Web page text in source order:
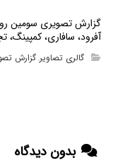
گزارش تصویری سومین
آفرود، سافاری،
گالری تصاویر,گزارش
بدون دیدگاه